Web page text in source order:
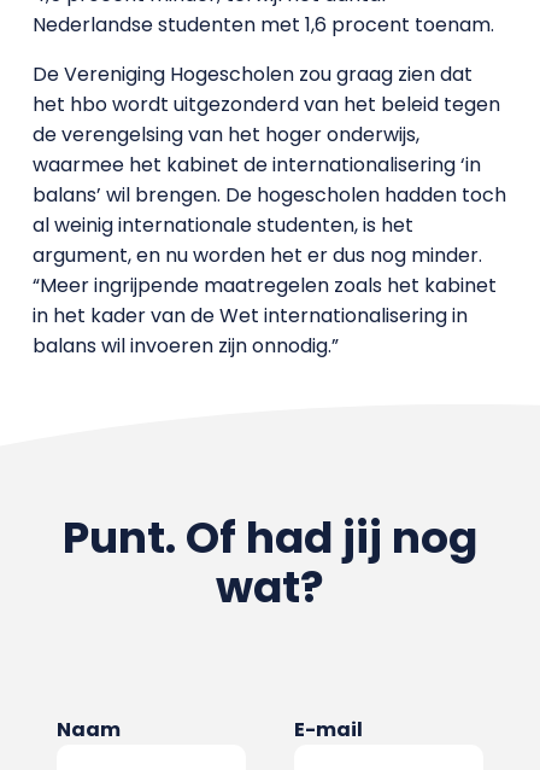
Nederlandse studenten met 1,6 procent toenam.
De Vereniging Hogescholen zou graag zien dat
het hbo wordt uitgezonderd van het beleid tegen
de verengelsing van het hoger onderwijs,
waarmee het kabinet de internationalisering ‘in
balans’ wil brengen. De hogescholen hadden toch
al weinig internationale studenten, is het
argument, en nu worden het er dus nog minder.
“Meer ingrijpende maatregelen zoals het kabinet
in het kader van de Wet internationalisering in
balans wil invoeren zijn onnodig.”
Punt. Of had jij nog
wat?
Naam E-mail